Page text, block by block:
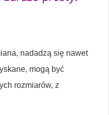
nadadzą się nawet
mogą być
rozmiarów, z